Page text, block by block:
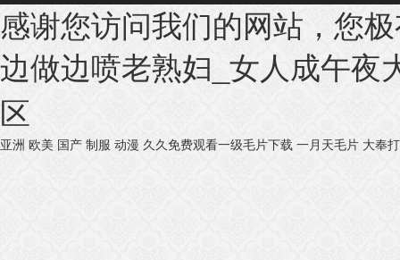
PVC采光板 溫州采光瓦 960型夾芯
感谢您访问我们的网站，您
边做边喷老熟妇_女人成午夜
区
亚洲 欧美 国产 制服 动漫 久久免费观看一级毛片下载 一月天毛片 大奉